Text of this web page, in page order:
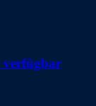
verfügbar